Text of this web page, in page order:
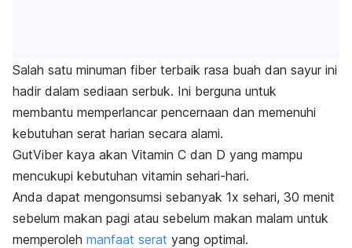
Salah satu minuman fiber terbaik rasa buah dan sayur ini
hadir dalam sediaan serbuk. Ini berguna untuk
membantu memperlancar pencernaan dan memenuhi
kebutuhan serat harian secara alami.
GutViber kaya akan Vitamin C dan D yang mampu
mencukupi kebutuhan vitamin sehari-hari.
Anda dapat mengonsumsi sebanyak 1x sehari, 30 menit
sebelum makan pagi atau sebelum makan malam untuk
memperoleh manfaat serat yang optimal.